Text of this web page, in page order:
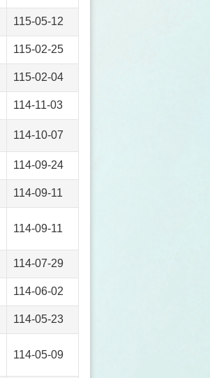
115-05-12
115-02-25
115-02-04
114-11-03
114-10-07
114-09-24
114-09-11
114-09-11
114-07-29
114-06-02
114-05-23
114-05-09